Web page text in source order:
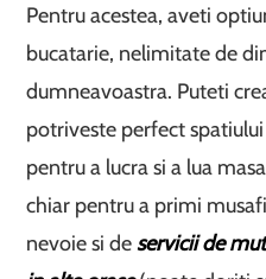
Pentru acestea, aveti
bucatarie, nelimitate de
dumneavoastra. Puteti
potriveste perfect
pentru a lucra si a lua
chiar pentru a primi
nevoie si deservicii de